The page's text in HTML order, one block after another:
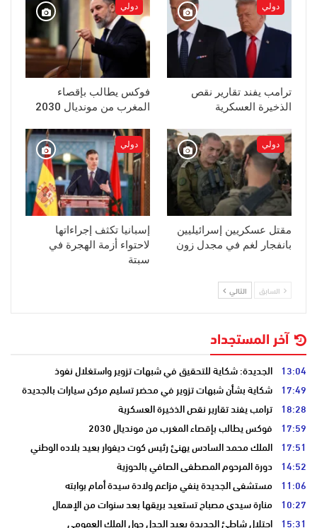
دولي
ترامب يفند تقارير نقص
الذخيرة العسكرية
دولي
فوكس يطالب بإقصاء
المغرب من مونديال 2030
دولي
مقتل عسكريين إسرائيليين
بانفجار لغم في مجدل زون
دولي
إسبانيا تكثف إجراءاتها
لاحتواء أزمة الهجرة في
سبتة
السابق التالي
آخر المستجداد
13:04 الجديدة: شكاية للتحقيق في شبهات تزوير واستغلال نفوذ
17:49 شكاية بشأن شبهات تزوير في محضر تسليم مركن سيارات بالجديدة
18:28 ترامب يفند تقارير نقص الذخيرة العسكرية
17:59 فوكس يطالب بإقصاء المغرب من مونديال 2030
17:51 الملك محمد السادس يهنئ رئيس كوت ديفوار بعيد بلاده الوطني
14:52 دورة المرحوم المصطفى الصافي بالحوزية
11:06 مستشفى الجديدة ينفي مزاعم ولادة سيدة أمام بوابته
10:27 منارة سيدي مصباح تستعيد بريقها بعد سنوات من الإهمال
15:31 احتلال شاطئ الجديدة يعيد الجدل حول الملك العمومي